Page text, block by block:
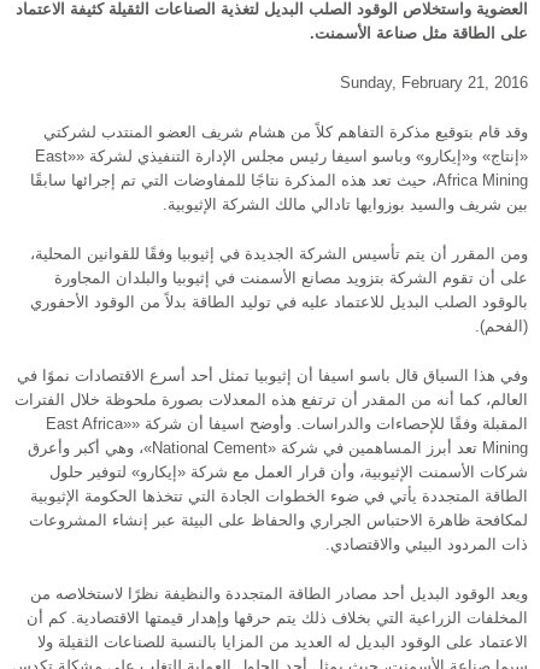
العضوية واستخلاص الوقود الصلب البديل لتغذية الصناعات الثقيلة كثيفة الاعتماد
على الطاقة مثل صناعة الأسمنت.
Sunday, February 21, 2016
وقد قام بتوقيع مذكرة التفاهم كلاً من هشام شريف العضو المنتدب لشركتي
«إنتاج» و«إيكارو» وباسو اسيفا رئيس مجلس الإدارة التنفيذي لشركة ««East
Africa Mining، حيث تعد هذه المذكرة نتاجًا للمفاوضات التي تم إجرائها سابقًا
بين شريف والسيد بوزوايها تادالي مالك الشركة الإثيوبية.
ومن المقرر أن يتم تأسيس الشركة الجديدة في إثيوبيا وفقًا للقوانين المحلية،
على أن تقوم الشركة بتزويد مصانع الأسمنت في إثيوبيا والبلدان المجاورة
بالوقود الصلب البديل للاعتماد عليه في توليد الطاقة بدلاً من الوقود الأحفوري
(الفحم).
وفي هذا السياق قال باسو اسيفا أن إثيوبيا تمثل أحد أسرع الاقتصادات نموًا في
العالم، كما أنه من المقدر أن ترتفع هذه المعدلات بصورة ملحوظة خلال الفترات
المقبلة وفقًا للإحصاءات والدراسات. وأوضح اسيفا أن شركة ««East Africa
Mining تعد أبرز المساهمين في شركة «National Cement»، وهي أكبر وأعرق
شركات الأسمنت الإثيوبية، وأن قرار العمل مع شركة «إيكارو» لتوفير حلول
الطاقة المتجددة يأتي في ضوء الخطوات الجادة التي تتخذها الحكومة الإثيوبية
لمكافحة ظاهرة الاحتباس الجراري والحفاظ على البيئة عبر إنشاء المشروعات
ذات المردود البيئي والاقتصادي.
ويعد الوقود البديل أحد مصادر الطاقة المتجددة والنظيفة نظرًا لاستخلاصه من
المخلفات الزراعية التي بخلاف ذلك يتم حرقها وإهدار قيمتها الاقتصادية. كم أن
الاعتماد على الوقود البديل له العديد من المزايا بالنسبة للصناعات الثقيلة ولا